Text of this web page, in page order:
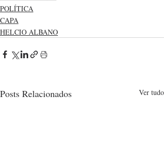
POLÍTICA
CAPA
HELCIO ALBANO
Posts Relacionados Ver tudo